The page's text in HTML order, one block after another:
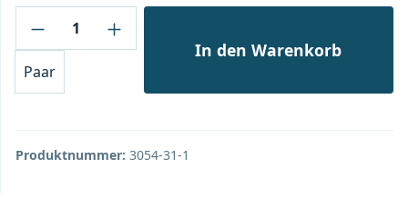
Produkt Anzahl: Gib den gewünschten
Paar
In den Warenkorb
Produktnummer: 3054-31-1